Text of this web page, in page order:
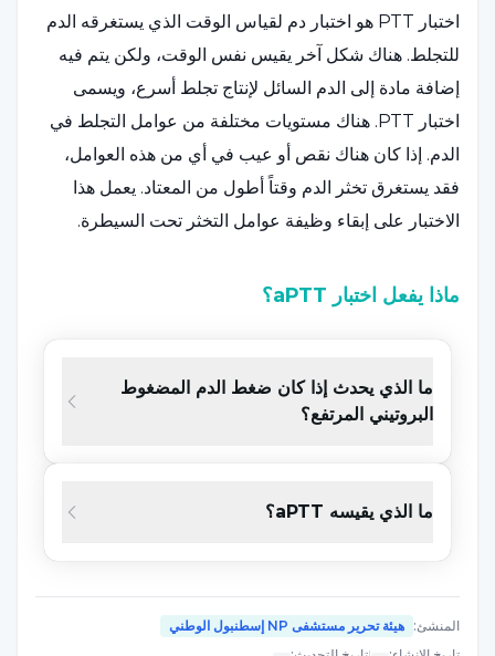
اختبار PTT هو اختبار دم لقياس الوقت الذي يستغرقه الدم
للتجلط. هناك شكل آخر يقيس نفس الوقت، ولكن يتم فيه
إضافة مادة إلى الدم السائل لإنتاج تجلط أسرع، ويسمى
اختبار PTT. هناك مستويات مختلفة من عوامل التجلط في
الدم. إذا كان هناك نقص أو عيب في أي من هذه العوامل،
فقد يستغرق تخثر الدم وقتاً أطول من المعتاد. يعمل هذا
الاختبار على إبقاء وظيفة عوامل التخثر تحت السيطرة.
ماذا يفعل اختبار aPTT؟
اختبار APTT هو اختبار دم يحدد الحالة المتعلقة بزمن تخثر
الدم. يتم تطبيق اختبار aPTT للأهداف التالية;
للتحقق من وظيفة عوامل تخثر معينة: إذا كان أحد العوامل
يُعد الهيموفيليا أحد هذه الاضطرابات.
التحقق من وجود مشاكل في الجهاز المناعي: تتجلى بعض
اضطرابات المناعة الذاتية التي تجعل الجهاز المناعي يشن
مراقبة المرضى الذين يحتاجون إلى استخدام الهيبارين: في
بعض الاضطرابات، يشكل الدم في بعض الاضطرابات
ما الذي يحدث إذا كان ضغط الدم المضغوط
البروتيني المرتفع؟
ما الذي يقيسه aPTT؟
المنشئ: هيئة تحرير مستشفى NP إسطنبول الوطني